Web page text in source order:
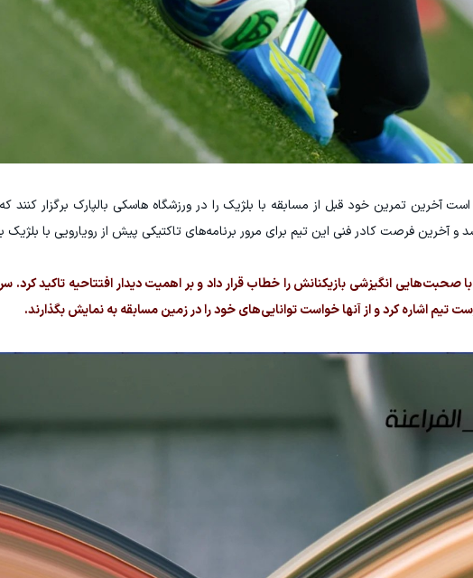
آخرین فرصت کادر فنی این تیم برای مرور برنامه‌های تاکتیکی پیش از رویارویی با بلژیک
صحبت‌هایی انگیزشی بازیکنانش را خطاب قرار داد و بر اهمیت دیدار افتتاحیه تاکید
تیم اشاره کرد و از آنها خواست توانایی‌های خود را در زمین مسابقه به نمایش بگذارند.